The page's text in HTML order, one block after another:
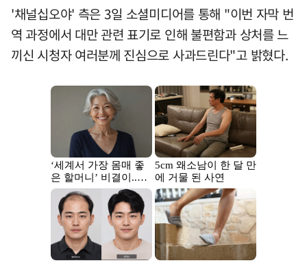
'채널십오야' 측은 3일 소셜미디어를 통해 "이번 자막 번
역 과정에서 대만 관련 표기로 인해 불편함과 상처를 느
끼신 시청자 여러분께 진심으로 사과드린다"고 밝혔다.